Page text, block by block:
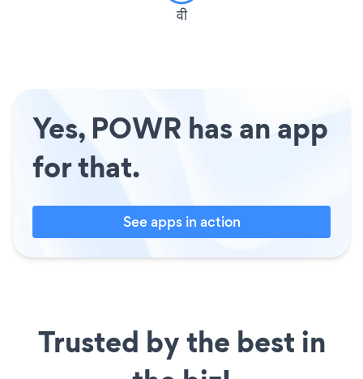
वी
Yes, POWR has an app
for that.
See apps in action
Trusted by the best in